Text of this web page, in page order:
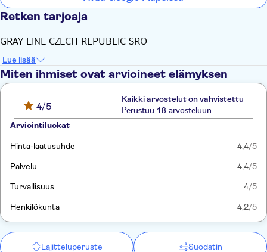
Retken tarjoaja
GRAY LINE CZECH REPUBLIC SRO
Lue lisää
Miten ihmiset ovat arvioineet elämyksen
4/5
Kaikki arvostelut on vahvistettu
Perustuu 18 arvosteluun
Arviointiluokat
Hinta-laatusuhde 4,4/5
Palvelu 4,4/5
Turvallisuus 4/5
Henkilökunta 4,2/5
Lajitteluperuste Suodatin